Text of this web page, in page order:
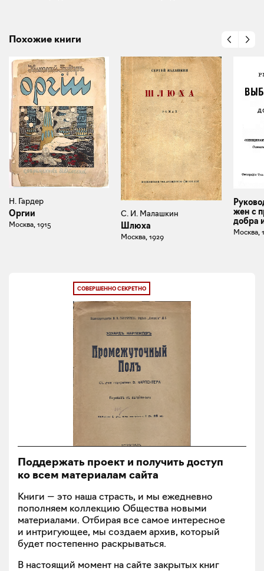
Похожие книги
Н. Гардер
Оргии
Москва, 1915
С. И. Малашкин
Шлюха
Москва, 1929
жен с
добра
Москва,
СОВЕРШЕННО СЕКРЕТНО
Поддержать проект и получить доступ
ко всем материалам сайта
Книги — это наша страсть, и мы ежедневно
пополняем коллекцию Общества новыми
материалами. Отбирая все самое интересное
и интригующее, мы создаем архив, который
будет постепенно раскрываться.
В настоящий момент на сайте закрытых книг